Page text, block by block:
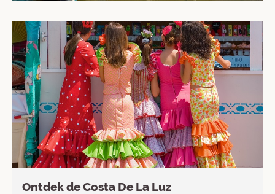
Ontdek de Costa De La Luz